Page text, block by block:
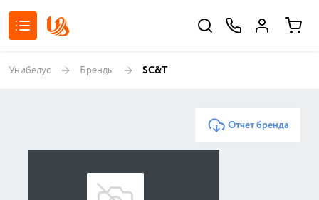
Унибелус Бренды SC&T
Отчет бренда